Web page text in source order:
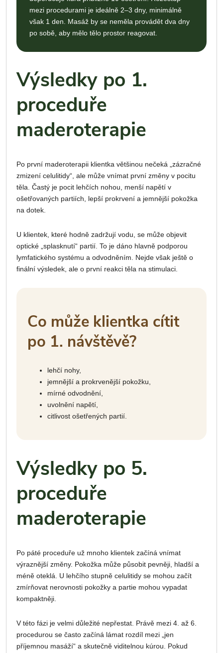
mezi procedurami je ideálně 2–3 dny, minimálně
však 1 den. Masáž by se neměla provádět dva dny
po sobě, aby mělo tělo prostor reagovat.
Výsledky po 1.
proceduře
maderoterapie
Po první maderoterapii klientka většinou nečeká „zázračné
zmizení celulitidy“, ale může vnímat první změny v pocitu
těla. Častý je pocit lehčích nohou, menší napětí v
ošetřovaných partiích, lepší prokrvení a jemnější pokožka
na dotek.
U klientek, které hodně zadržují vodu, se může objevit
optické „splasknutí“ partií. To je dáno hlavně podporou
lymfatického systému a odvodněním. Nejde však ještě o
finální výsledek, ale o první reakci těla na stimulaci.
Co může klientka cítit
po 1. návštěvě?
lehčí nohy,
jemnější a prokrvenější pokožku,
mírné odvodnění,
uvolnění napětí,
citlivost ošetřených partií.
Výsledky po 5.
proceduře
maderoterapie
Po páté proceduře už mnoho klientek začíná vnímat
výraznější změny. Pokožka může působit pevněji, hladší a
méně oteklá. U lehčího stupně celulitidy se mohou začít
zmírňovat nerovnosti pokožky a partie mohou vypadat
kompaktněji.
V této fázi je velmi důležité nepřestat. Právě mezi 4. až 6.
procedurou se často začíná lámat rozdíl mezi „jen
příjemnou masáží“ a skutečně viditelnou kúrou. Pokud